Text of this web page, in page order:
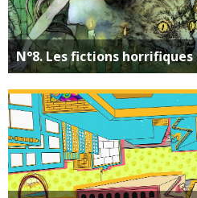
N°8. Les fictions